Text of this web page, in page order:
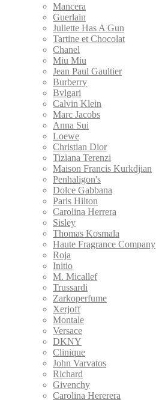
Mancera
Guerlain
Juliette Has A Gun
Tartine et Chocolat
Chanel
Miu Miu
Jean Paul Gaultier
Burberry
Bvlgari
Calvin Klein
Marс Jacobs
Anna Sui
Loewe
Christian Dior
Tiziana Terenzi
Maison Francis Kurkdjian
Penhaligon's
Dolce Gabbana
Paris Hilton
Carolina Herrera
Sisley
Thomas Kosmala
Haute Fragrance Company
Roja
Initio
M. Micallef
Trussardi
Zarkoperfume
Xerjoff
Montale
Versace
DKNY
Clinique
John Varvatos
Richard
Givenchy
Carolina Hererera